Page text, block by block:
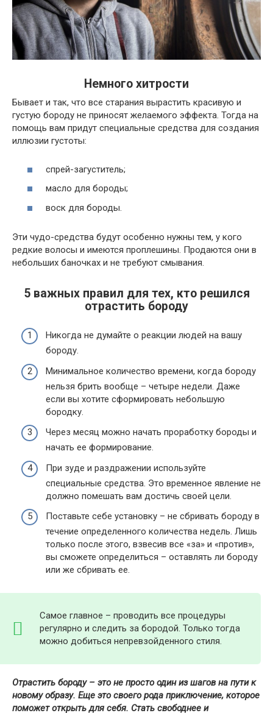
Немного хитрости
Бывает и так, что все старания вырастить красивую и
густую бороду не приносят желаемого эффекта. Тогда на
помощь вам придут специальные средства для создания
иллюзии густоты:
спрей-загуститель;
масло для бороды;
воск для бороды.
Эти чудо-средства будут особенно нужны тем, у кого
редкие волосы и имеются проплешины. Продаются они в
небольших баночках и не требуют смывания.
5 важных правил для тех, кто решился
отрастить бороду
Никогда не думайте о реакции людей на вашу
бороду.
Минимальное количество времени, когда бороду
нельзя брить вообще – четыре недели. Даже
если вы хотите сформировать небольшую
бородку.
Через месяц можно начать проработку бороды и
начать ее формирование.
При зуде и раздражении используйте
специальные средства. Это временное явление не
должно помешать вам достичь своей цели.
Поставьте себе установку – не сбривать бороду в
течение определенного количества недель. Лишь
только после этого, взвесив все «за» и «против»,
вы сможете определиться – оставлять ли бороду
или же сбривать ее.
Самое главное – проводить все процедуры
регулярно и следить за бородой. Только тогда
можно добиться непревзойденного стиля.
Отрастить бороду – это не просто один из шагов на пути к
новому образу. Еще это своего рода приключение, которое
поможет открыть для себя. Стать свободнее и